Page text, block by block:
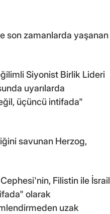
son zamanlarda yaşanan
Siyonist Birlik Lideri
uyarılarda
üçüncü intifada"
savunan Herzog,
Filistin ile İsrail
olarak
uzak